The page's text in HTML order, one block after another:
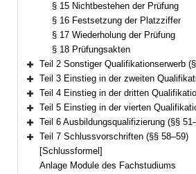
§ 15 Nichtbestehen der Prüfung
§ 16 Festsetzung der Platzziffer
§ 17 Wiederholung der Prüfung
§ 18 Prüfungsakten
Bereich erweitern
Teil 2 Sonstiger Qualifikationserwerb
Bereich erweitern
Teil 3 Einstieg in der zweiten
Bereich erweitern
Teil 4 Einstieg in der dritten
Bereich erweitern
Teil 5 Einstieg in der vierten
Bereich erweitern
Teil 6 Ausbildungsqualifizierung (§§
Bereich erweitern
Teil 7 Schlussvorschriften (§§ 58–59)
[Schlussformel]
Anlage Module des Fachstudiums